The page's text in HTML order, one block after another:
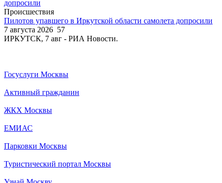
Происшествия
Пилотов упавшего в Иркутской области самолета допросили
7 августа 2026 57
ИРКУТСК, 7 авг - РИА Новости.
Госуслуги Москвы
Активный гражданин
ЖКХ Москвы
ЕМИАС
Парковки Москвы
Туристический портал Москвы